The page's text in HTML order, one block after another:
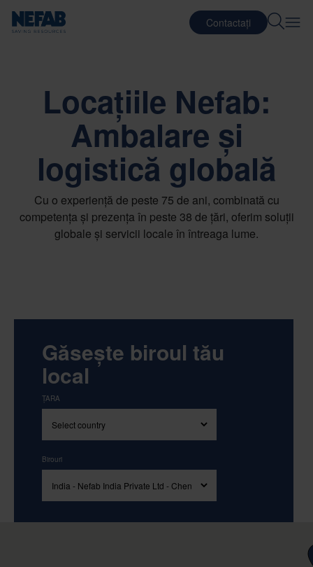
Contactați
Locațiile Nefab:
Ambalare și
logistică globală
Cu o experiență de peste 75 de ani, combinată cu
competența și prezența în peste 38 de țări, oferim soluții
globale și servicii locale în întreaga lume.
Găsește biroul tău
local
ȚARA
Birouri